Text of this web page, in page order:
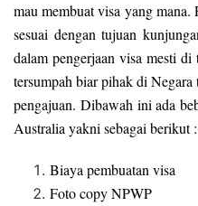
mau membuat visa yang
sesuai dengan tujuan
dalam pengerjaan visa mesti
tersumpah biar pihak di
pengajuan. Dibawah ini ada
Australia yakni sebagai berikut :
Biaya pembuatan visa
Foto copy NPWP